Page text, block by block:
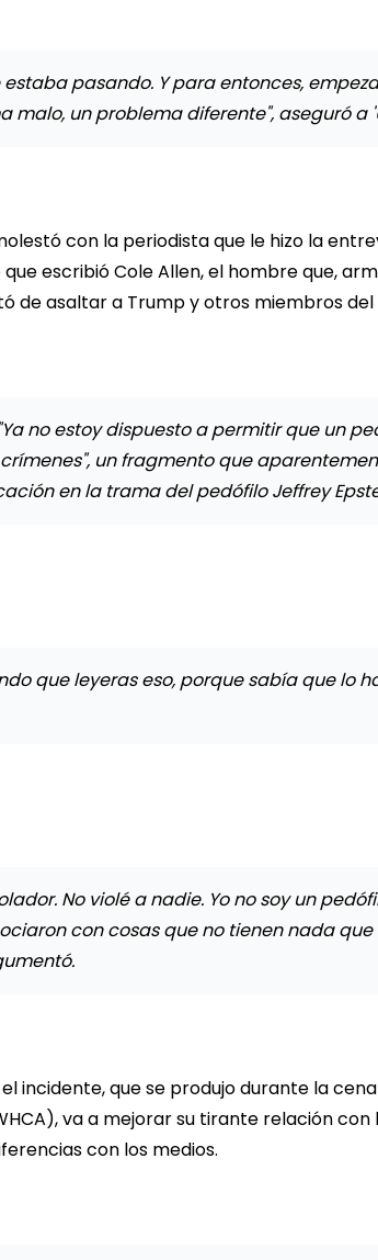
estaba pasando. Y para entonces,
malo, un problema diferente", aseguró a
con la periodista que le hizo la
escribió Cole Allen, el hombre que,
de asaltar a Trump y otros miembros del
no estoy dispuesto a permitir que un
un fragmento que
en la trama del pedófilo Jeffrey
que leyeras eso, porque sabía que lo
No violé a nadie. Yo no soy un
con cosas que no tienen nada
incidente, que se produjo durante la
va a mejorar su tirante relación
con los medios.